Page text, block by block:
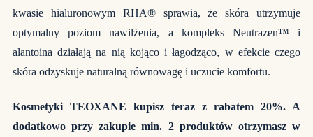
kwasie hialuronowym RHA® sprawia, że skóra utrzymuje
optymalny poziom nawilżenia, a kompleks Neutrazen™ i
alantoina działają na nią kojąco i łagodząco, w efekcie czego
skóra odzyskuje naturalną równowagę i uczucie komfortu.
Kosmetyki TEOXANE kupisz teraz z rabatem 20%. A
dodatkowo przy zakupie min. 2 produktów otrzymasz w